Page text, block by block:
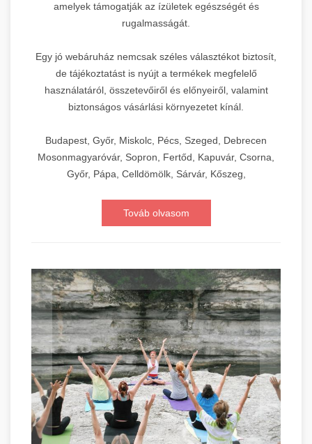
amelyek támogatják az ízületek egészségét és
rugalmasságát.
Egy jó webáruház nemcsak széles választékot biztosít,
de tájékoztatást is nyújt a termékek megfelelő
használatáról, összetevőiről és előnyeiről, valamint
biztonságos vásárlási környezetet kínál.
Budapest, Győr, Miskolc, Pécs, Szeged, Debrecen
Mosonmagyaróvár, Sopron, Fertőd, Kapuvár, Csorna,
Győr, Pápa, Celldömölk, Sárvár, Kőszeg,
Továb olvasom